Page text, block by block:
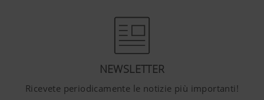
Incorporiamo sulla nostra pagina web
usiamo la modalità di privacy avanzata
YouTube non vengono memorizzate
questo sito web, tranne quando questi
aggiuntive:https://support.google.com/
NEWSLETTER
Ricevete periodicamente le notizie più importanti!